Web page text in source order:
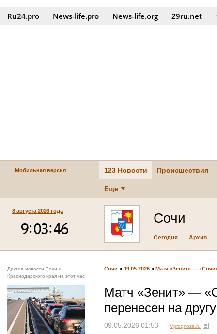
Ru24.pro News‑life.pro News‑life.org 29ru.net
Мобильная версия 123 Новости Происшествия
Еще
8 августа 2026 года Сочи
Сегодня Архив
Другие новости Сочи и
Краснодарского края на этот час
Сочи » 09.05.2026 » Матч «Зенит» —
Матч «Зенит» —
перенесен на
09.05.2026 01:53 Vprognoze.ru